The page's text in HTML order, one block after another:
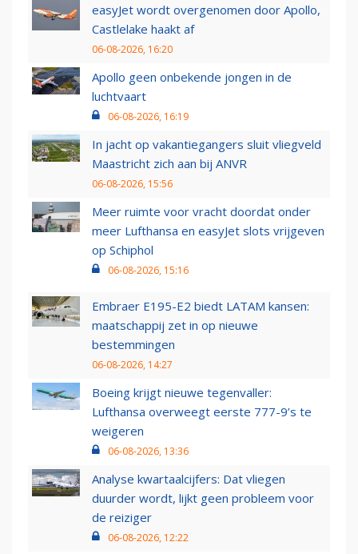
easyJet wordt overgenomen door Apollo,
Castlelake haakt af
06-08-2026, 16:20
Apollo geen onbekende jongen in de
luchtvaart
06-08-2026, 16:19
In jacht op vakantiegangers sluit vliegveld
Maastricht zich aan bij ANVR
06-08-2026, 15:56
Meer ruimte voor vracht doordat onder
meer Lufthansa en easyJet slots vrijgeven
op Schiphol
06-08-2026, 15:16
Embraer E195-E2 biedt LATAM kansen:
maatschappij zet in op nieuwe
bestemmingen
06-08-2026, 14:27
Boeing krijgt nieuwe tegenvaller:
Lufthansa overweegt eerste 777-9’s te
weigeren
06-08-2026, 13:36
Analyse kwartaalcijfers: Dat vliegen
duurder wordt, lijkt geen probleem voor
de reiziger
06-08-2026, 12:22